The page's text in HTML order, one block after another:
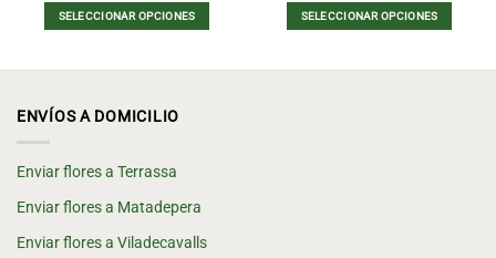
precios:
desde
SELECCIONAR OPCIONES
variantes.
opciones
pueden
en
SELECCIONAR OPCIONES
ENVÍOS A DOMICILIO
Enviar flores a Terrassa
Enviar flores a Matadepera
Enviar flores a Viladecavalls